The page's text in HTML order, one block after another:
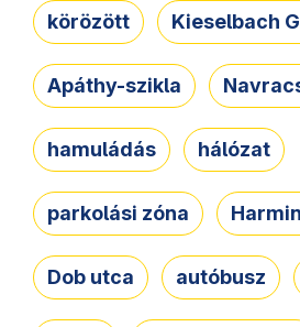
körözött Kieselbach
Apáthy-szikla
hamuládás hálózat
parkolási zóna
Dob utca autóbusz